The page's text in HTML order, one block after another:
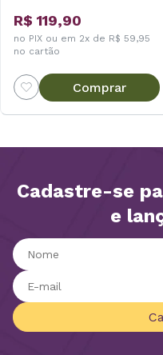
R$ 119,90
no PIX ou em 2x de R$ 59,95
no cartão
Comprar
Cadastre-se
e